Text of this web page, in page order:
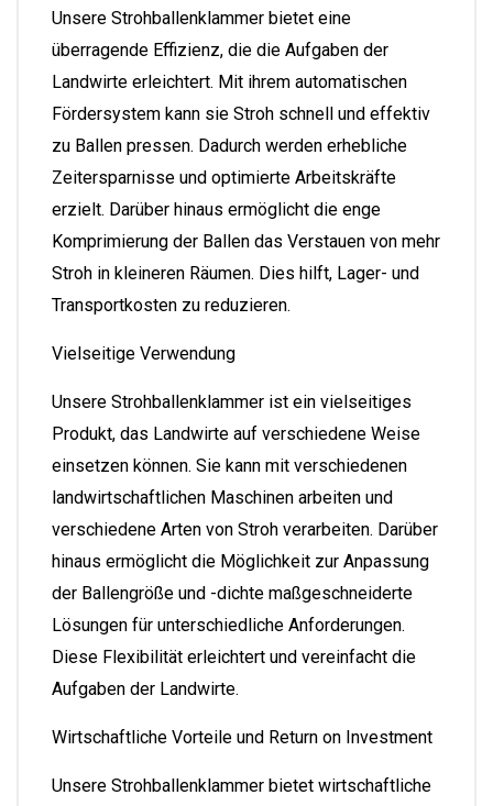
Unsere Strohballenklammer bietet eine
überragende Effizienz, die die Aufgaben der
Landwirte erleichtert. Mit ihrem automatischen
Fördersystem kann sie Stroh schnell und effektiv
zu Ballen pressen. Dadurch werden erhebliche
Zeitersparnisse und optimierte Arbeitskräfte
erzielt. Darüber hinaus ermöglicht die enge
Komprimierung der Ballen das Verstauen von mehr
Stroh in kleineren Räumen. Dies hilft, Lager- und
Transportkosten zu reduzieren.
Vielseitige Verwendung
Unsere Strohballenklammer ist ein vielseitiges
Produkt, das Landwirte auf verschiedene Weise
einsetzen können. Sie kann mit verschiedenen
landwirtschaftlichen Maschinen arbeiten und
verschiedene Arten von Stroh verarbeiten. Darüber
hinaus ermöglicht die Möglichkeit zur Anpassung
der Ballengröße und -dichte maßgeschneiderte
Lösungen für unterschiedliche Anforderungen.
Diese Flexibilität erleichtert und vereinfacht die
Aufgaben der Landwirte.
Wirtschaftliche Vorteile und Return on Investment
Unsere Strohballenklammer bietet wirtschaftliche